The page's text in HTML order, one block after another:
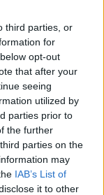
third parties, or
for
opt-out
that after your
seeing
utilized by
parties prior to
the further
parties on the
may
IAB’s List of
it to other
του Άιφελ
του Αρκά